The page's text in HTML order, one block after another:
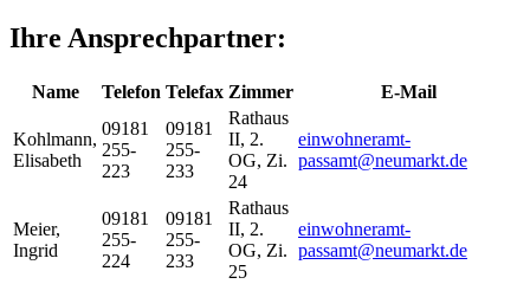
Ihre Ansprechpartner:
Name Telefon Telefax Zimmer E-Mail
Kohlmann,
Elisabeth
09181
255-
223
09181
255-
233
Rathaus
II, 2.
OG, Zi.
24
einwohneramt-
passamt@neumarkt.de
Meier,
Ingrid
09181
255-
224
09181
255-
233
Rathaus
II, 2.
OG, Zi.
25
einwohneramt-
passamt@neumarkt.de